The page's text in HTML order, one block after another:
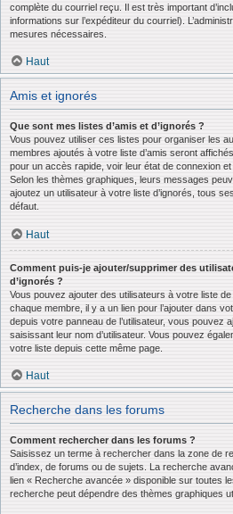
complète du courriel reçu. Il est très important
informations sur l’expéditeur du courriel).
mesures nécessaires.
Haut
Amis et ignorés
Que sont mes listes d’amis et d’ignorés ?
Vous pouvez utiliser ces listes pour organiser les
membres ajoutés à votre liste d’amis seront
pour un accès rapide, voir leur état de connexion
Selon les thèmes graphiques, leurs messages
ajoutez un utilisateur à votre liste d’ignorés, tous
défaut.
Haut
Comment puis-je ajouter/supprimer des
d’ignorés ?
Vous pouvez ajouter des utilisateurs à votre liste
chaque membre, il y a un lien pour l’ajouter dans
depuis votre panneau de l’utilisateur, vous pouvez
saisissant leur nom d’utilisateur. Vous pouvez
votre liste depuis cette même page.
Haut
Recherche dans les forums
Comment rechercher dans les forums ?
Saisissez un terme à rechercher dans la zone de
d’index, de forums ou de sujets. La recherche
lien « Recherche avancée » disponible sur toutes
recherche peut dépendre des thèmes graphiques